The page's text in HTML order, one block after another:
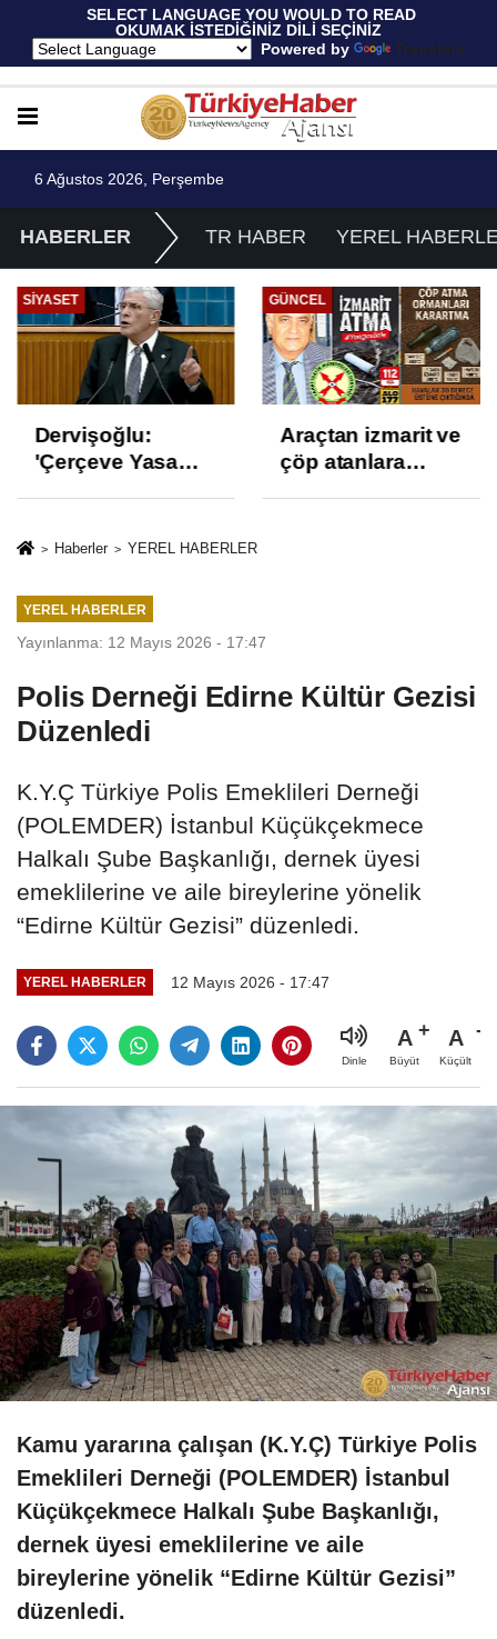
SELECT LANGUAGE YOU WOULD TO READ
OKUMAK İSTEDİĞİNİZ DİLİ SEÇİNİZ
Powered by
Translate
6 Ağustos 2026, Perşembe
HABERLER TR HABER YEREL
SIYASET
Dervişoğlu:
'Çerçeve Yasa
ve İhanet
GÜNCEL
Araçtan izmarit ve
çöp atanlara
Haberler YEREL HABERLER
YEREL HABERLER
Yayınlanma: 12 Mayıs 2026 - 17:47
Polis Derneği Edirne Kültür Gezisi
Düzenledi
K.Y.Ç Türkiye Polis Emeklileri Derneği
(POLEMDER) İstanbul Küçükçekmece
Halkalı Şube Başkanlığı, dernek üyesi
emeklilerine ve aile bireylerine yönelik
“Edirne Kültür Gezisi” düzenledi.
YEREL HABERLER 12 Mayıs 2026 - 17:47
Dinle
A
Büyüt
A
Küçült
Kamu yararına çalışan (K.Y.Ç) Türkiye Polis
Emeklileri Derneği (POLEMDER) İstanbul
Küçükçekmece Halkalı Şube Başkanlığı,
dernek üyesi emeklilerine ve aile
bireylerine yönelik “Edirne Kültür Gezisi”
düzenledi.